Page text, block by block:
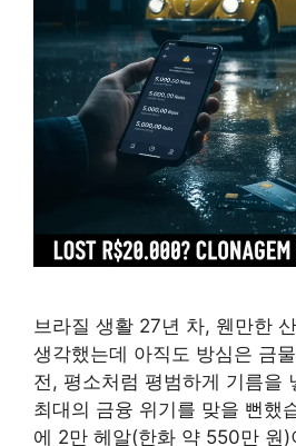
브라질 생활 27년 차, 웬만한
생각했는데 아직도 방심은 금
전, 평소처럼 평범하게 기름을
최대의 금융 위기를 맞을 뻔했
에 2만 헤알(한화 약 550만 원